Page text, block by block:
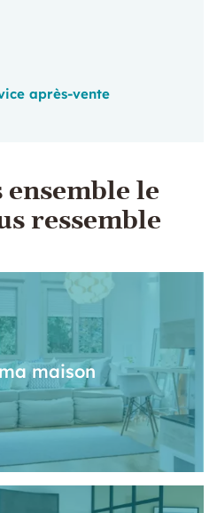
après-vente
le
ressemble
maison